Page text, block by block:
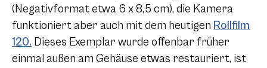
(Negativformat etwa 6 x 8,5 cm), die Kamera
funktioniert aber auch mit dem heutigen Rollfilm
120. Dieses Exemplar wurde offenbar früher
einmal außen am Gehäuse etwas restauriert, ist